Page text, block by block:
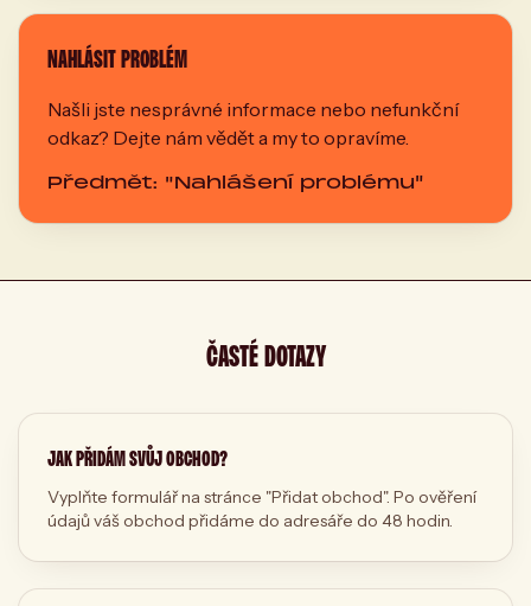
NAHLÁSIT PROBLÉM
Našli jste nesprávné informace nebo nefunkční
odkaz? Dejte nám vědět a my to opravíme.
Předmět: "Nahlášení problému"
ČASTÉ DOTAZY
JAK PŘIDÁM SVŮJ OBCHOD?
Vyplňte formulář na stránce "Přidat obchod". Po ověření
údajů váš obchod přidáme do adresáře do 48 hodin.